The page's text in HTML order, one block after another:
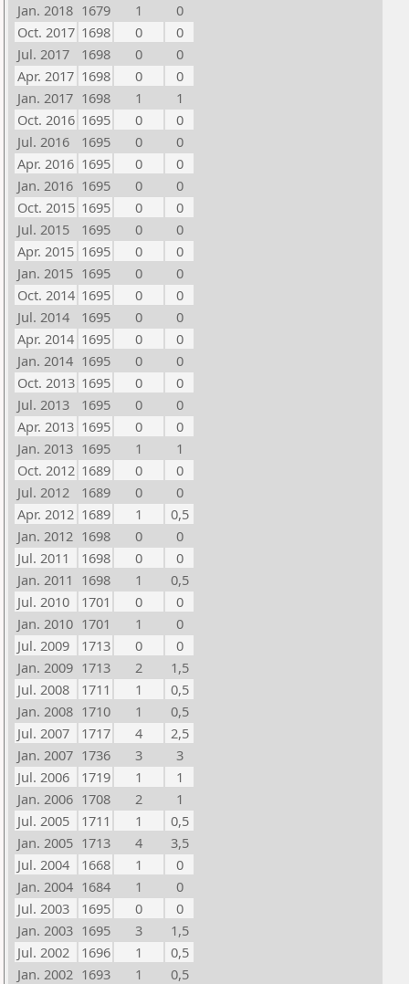
Jan. 2018 1679 1
0
Oct. 2017 1698 0
0
Jul. 2017
1698 0
0
Apr. 2017 1698 0
0
Jan. 2017 1698 1
1
Oct. 2016 1695 0
0
Jul. 2016
1695 0
0
Apr. 2016 1695 0
0
Jan. 2016 1695 0
0
Oct. 2015 1695 0
0
Jul. 2015
1695 0
0
Apr. 2015 1695 0
0
Jan. 2015 1695 0
0
Oct. 2014 1695 0
0
Jul. 2014
1695 0
0
Apr. 2014 1695 0
0
Jan. 2014 1695 0
0
Oct. 2013 1695 0
0
Jul. 2013
1695 0
0
Apr. 2013 1695 0
0
Jan. 2013 1695 1
1
Oct. 2012 1689 0
0
Jul. 2012
1689 0
0
Apr. 2012 1689 1
0,5
Jan. 2012 1698 0
0
Jul. 2011
1698 0
0
Jan. 2011 1698 1
0,5
Jul. 2010
1701 0
0
Jan. 2010 1701 1
0
Jul. 2009
1713 0
0
Jan. 2009 1713 2
1,5
Jul. 2008
1711 1
0,5
Jan. 2008 1710 1
0,5
Jul. 2007
1717 4
2,5
Jan. 2007 1736 3
3
Jul. 2006
1719 1
1
Jan. 2006 1708 2
1
Jul. 2005
1711 1
0,5
Jan. 2005 1713 4
3,5
Jul. 2004
1668 1
0
Jan. 2004 1684 1
0
Jul. 2003
1695 0
0
Jan. 2003 1695 3
1,5
Jul. 2002
1696 1
0,5
Jan. 2002 1693 1
0,5